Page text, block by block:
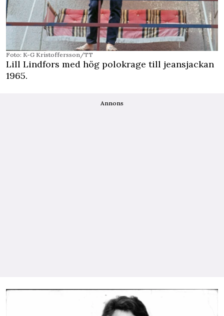
Foto: K-G Kristoffersson/TT
Lill Lindfors med hög polokrage till jeansjackan
1965.
Annons